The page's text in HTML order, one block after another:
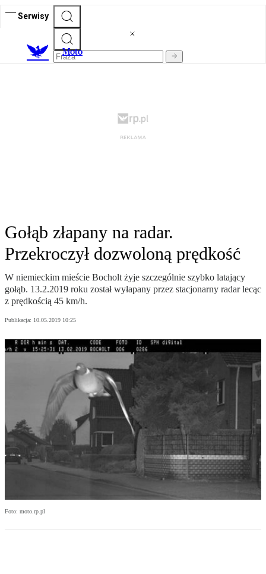
Serwisy
Moto
Gołąb złapany na radar.
Przekroczył dozwoloną prędkość
W niemieckim mieście Bocholt żyje szczególnie szybko latający
gołąb. 13.2.2019 roku został wyłapany przez stacjonarny radar lecąc
z prędkością 45 km/h.
Publikacja: 10.05.2019 10:25
Foto: moto.rp.pl